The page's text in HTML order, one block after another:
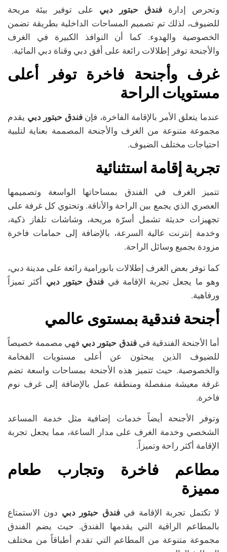
وتحرص إدارة فندق حبتور دبي على توفير بيئة مريحة
للضيوف، لذلك تم تصميم المساحات الداخلية بطريقة تضمن
الخصوصية والهدوء. كما أن النوافذ الكبيرة في الغرف
والأجنحة توفر إطلالات رائعة على أفق دبي وقناة دبي المائية.
غرف وأجنحة فاخرة توفر أعلى
مستويات الراحة
عندما يتعلق الأمر بالإقامة الفاخرة، فإنفندق حبتور دبي يقدم
مجموعة متنوعة من الغرف والأجنحة المصممة بعناية لتلبية
احتياجات مختلف الضيوف.
تجربة إقامة استثنائية
تتميز الغرف في الفندق بمساحاتها الواسعة وتصميمها
العصري الذي يجمع بين الراحة والأناقة. وتحتوي كل غرفة على
تجهيزات حديثة تشمل أسرّة مريحة، وشاشات تلفاز ذكية،
وخدمة إنترنت عالية السرعة، بالإضافة إلى حمامات فاخرة
مزودة بجميع وسائل الراحة.
كما توفر بعض الغرف إطلالات بانورامية رائعة على مدينة دبي،
وهو ما يجعل تجربة الإقامة في فندق حبتور دبي أكثر تميزاً
ورفاهية.
أجنحة فندقية بمستوى عالمي
أما الأجنحة الفندقية فيفندق حبتور دبي فهي مصممة خصيصاً
للضيوف الذين يبحثون عن أعلى مستويات الفخامة
والخصوصية. حيث تتميز هذه الأجنحة بمساحات واسعة تضم
غرفة معيشة منفصلة ومنطقة عمل بالإضافة إلى غرف نوم
فاخرة.
وتوفر الأجنحة أيضاً خدمات إضافية مثل خدمة المساعد
الشخصي وخدمة الغرف على مدار الساعة، مما يجعل تجربة
الإقامة أكثر راحة وتميزاً.
مطاعم فاخرة وتجارب طعام
مميزة
لا تكتمل تجربة الإقامة فيفندق حبتور دبي دون الاستمتاع
بالمطاعم الراقية التي يقدمها الفندق. حيث يضم الفندق
مجموعة متنوعة من المطاعم التي تقدم أطباقاً من مختلف